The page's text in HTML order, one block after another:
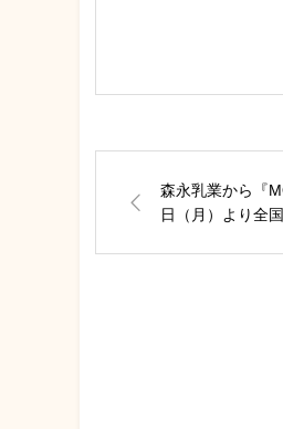
森永乳業から『
日（月）より全